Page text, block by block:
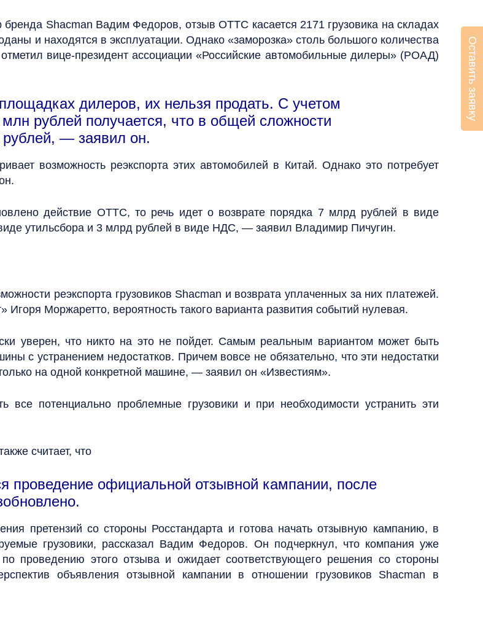
Shacman Вадим Федоров, отзыв ОТТС касается 2171 грузовика на складах
и находятся в эксплуатации. Однако «заморозка» столь большого количества
вице-президент ассоциации «Российские автомобильные дилеры» (РОАД)
дилеров, их нельзя продать. С учетом
рублей получается, что в общей сложности
— заявил он.
возможность реэкспорта этих автомобилей в Китай. Однако это потребует
действие ОТТС, то речь идет о возврате порядка 7 млрд рублей в виде
утильсбора и 3 млрд рублей в виде НДС, — заявил Владимир Пичугин.
реэкспорта грузовиков Shacman и возврата уплаченных за них платежей.
Игоря Моржаретто, вероятность такого варианта развития событий нулевая.
уверен, что никто на это не пойдет. Самым реальным вариантом может быть
с устранением недостатков. Причем вовсе не обязательно, что эти недостатки
на одной конкретной машине, — заявил он «Известиям».
все потенциально проблемные грузовики и при необходимости устранить эти
считает, что
проведение официальной отзывной кампании, после
претензий со стороны Росстандарта и готова начать отзывную кампанию, в
грузовики, рассказал Вадим Федоров. Он подчеркнул, что компания уже
проведению этого отзыва и ожидает соответствующего решения со стороны
объявления отзывной кампании в отношении грузовиков Shacman в
Оставить заявку